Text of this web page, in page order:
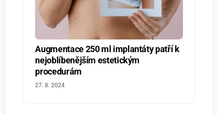
Augmentace 250 ml implantáty patří k
nejoblíbenějším estetickým
procedurám
27. 8. 2024